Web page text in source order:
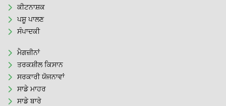
ਕੀਟਨਾਸ਼ਕ
ਪਸ਼ੂ ਪਾਲਣ
ਸੰਪਾਦਕੀ
ਮੈਗਜ਼ੀਨਾਂ
ਤਰਕਸ਼ੀਲ ਕਿਸਾਨ
ਸਰਕਾਰੀ ਯੋਜਨਾਵਾਂ
ਸਾਡੇ ਮਾਹਰ
ਸਾਡੇ ਬਾਰੇ